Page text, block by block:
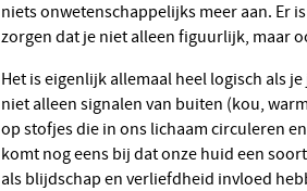
niets onwetenschappelijks meer aan. Er
zorgen dat je niet alleen figuurlijk, maar
Het is eigenlijk allemaal heel logisch als je je bedenkt dat je huid vol zit met zenuwuiteinden die
niet alleen signalen van buiten (kou,
op stofjes die in ons lichaam circuleren
komt nog eens bij dat onze huid een
als blijdschap en verliefdheid invloed